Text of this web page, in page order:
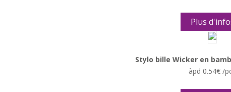
Plus
Stylo bille Wicker en
àpd 0.54€ /